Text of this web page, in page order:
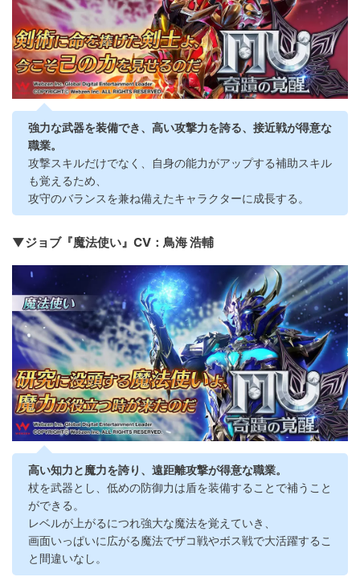
強力な武器を装備でき、高い攻撃力を誇る、接近戦が得意な
職業。
攻撃スキルだけでなく、自身の能力がアップする補助スキル
も覚えるため、
攻守のバランスを兼ね備えたキャラクターに成長する。
▼ジョブ『魔法使い』CV：鳥海 浩輔
高い知力と魔力を誇り、遠距離攻撃が得意な職業。
杖を武器とし、低めの防御力は盾を装備することで補うこと
ができる。
レベルが上がるにつれ強大な魔法を覚えていき、
画面いっぱいに広がる魔法でザコ戦やボス戦で大活躍するこ
と間違いなし。